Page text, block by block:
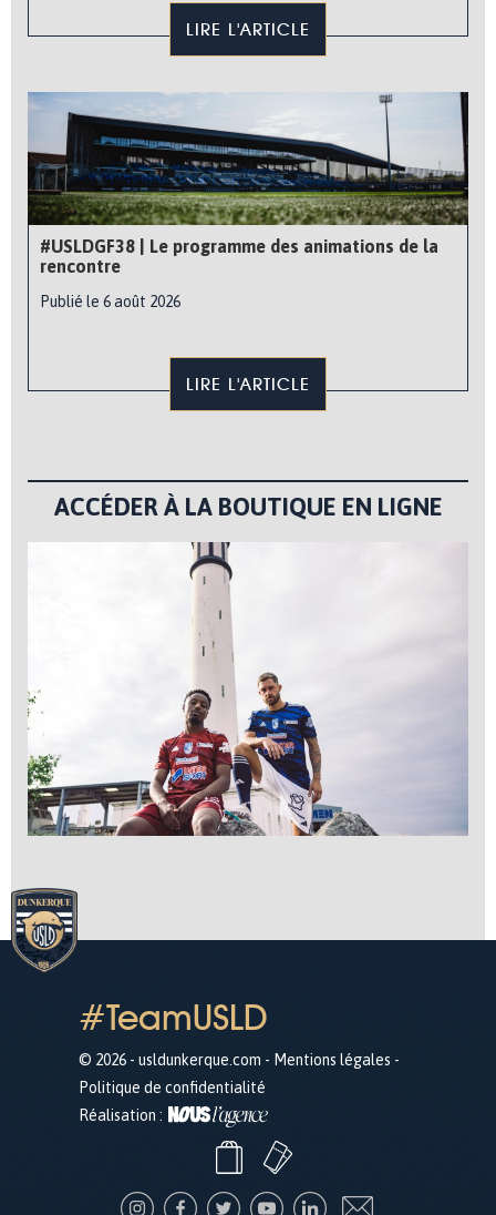
LIRE L'ARTICLE
#USLDGF38 | Le programme des animations de la
rencontre
Publié le 6 août 2026
LIRE L'ARTICLE
ACCÉDER À LA BOUTIQUE EN LIGNE
#TeamUSLD
© 2026 - usldunkerque.com - Mentions légales -
Politique de confidentialité
Réalisation :